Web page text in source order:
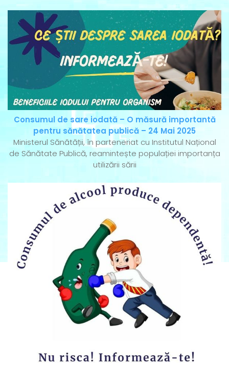
Consumul de sare iodată – O măsură importantă
pentru sănătatea publică – 24 Mai 2025
Ministerul Sănătății, în parteneriat cu Institutul Național
de Sănătate Publică, reamintește populației importanța
utilizării sării